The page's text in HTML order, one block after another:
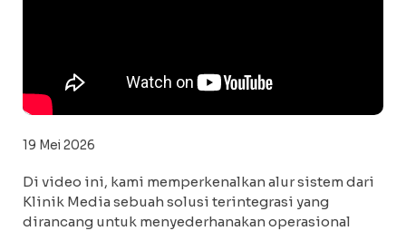
19 Mei 2026
Di video ini, kami memperkenalkan alur sistem dari
Klinik Media sebuah solusi terintegrasi yang
dirancang untuk menyederhanakan operasional